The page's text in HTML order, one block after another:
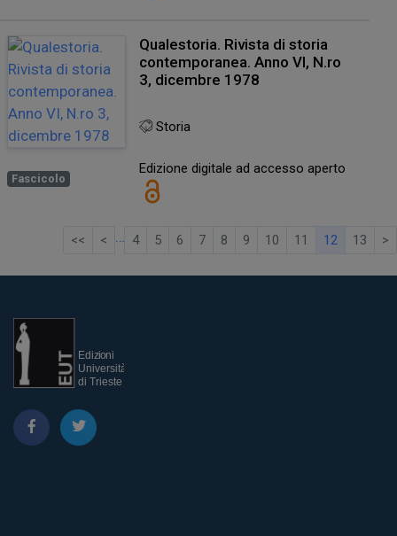
Fascicolo
Qualestoria. Rivista di storia
contemporanea. Anno VI, N.ro
3, dicembre 1978
Storia
Edizione digitale ad accesso aperto
<< < … 4 5 6 7 8 9 10 11 12 13 >